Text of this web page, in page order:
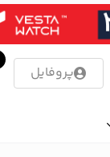
پروفایل